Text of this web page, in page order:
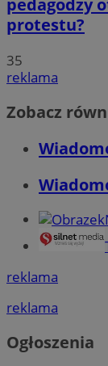
pedagodzy
protestu?
35
reklama
Zobacz
reklama
reklama
Ogłoszenia